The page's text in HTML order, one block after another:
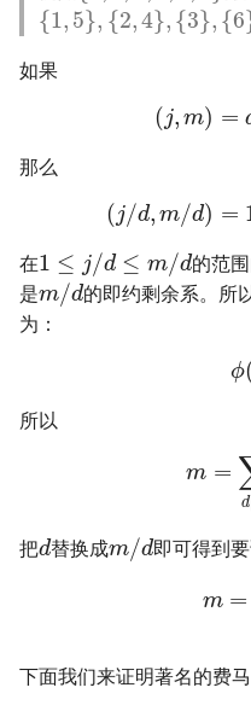
{1, 5}, {2,4}, {3}, {6
如果
(j, m) =
那么
(j/d, m/d) =
在1 ≤ j/d ≤ m/d的范
是m/d的即约剩余系。所
为：
ϕ
所以
m =
d
把d替换成m/d即可得到
m =
下面我们来证明著名的费